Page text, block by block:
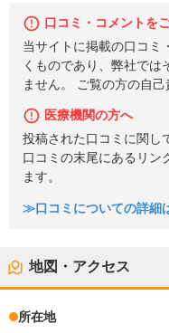
口コミ・コメントを
当サイトに掲載の口コミ
くものであり、弊社では
ません。 ご覧の方の自
医療機関の方へ
投稿された口コミに関し
口コミの末尾にあるリン
ます。
≫口コミについての詳細
地図・アクセス
所在地